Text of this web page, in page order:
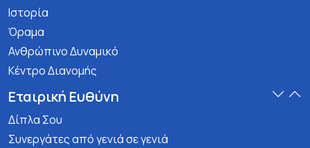
Ιστορία
Όραμα
Ανθρώπινο Δυναμικό
Κέντρο Διανομής
Εταιρική Ευθύνη
Δίπλα Σου
Συνεργάτες από γενιά σε γενιά